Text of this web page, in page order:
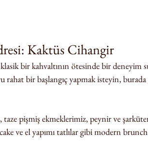
Kaktüs Cihangir
bir kahvaltının ötesinde bir deneyim
rahat bir başlangıç yapmak isteyin,
pişmiş ekmeklerimiz, peynir ve
ve el yapımı tatlılar gibi modern